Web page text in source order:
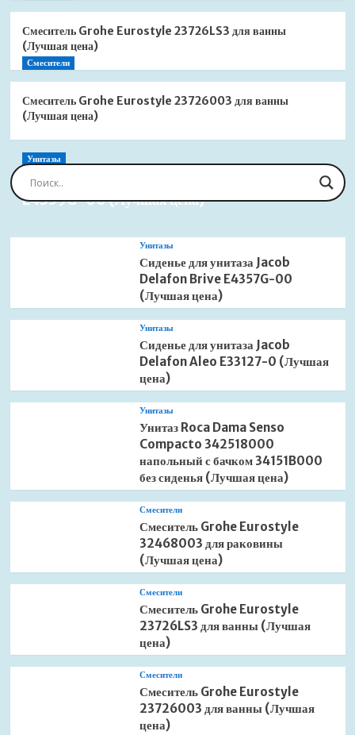
Смеситель Grohe Eurostyle 23726LS3 для ванны
(Лучшая цена)
Смесители
Смеситель Grohe Eurostyle 23726003 для ванны
(Лучшая цена)
Унитазы
Сиденье для унитаза Jacob Delafon Brive
E4359G-00 (Лучшая цена)
Унитазы
Сиденье для унитаза Jacob
Delafon Brive E4357G-00
(Лучшая цена)
Унитазы
Сиденье для унитаза Jacob
Delafon Aleo E33127-0 (Лучшая
цена)
Унитазы
Унитаз Roca Dama Senso
Compacto 342518000
напольный с бачком 34151B000
без сиденья (Лучшая цена)
Смесители
Смеситель Grohe Eurostyle
32468003 для раковины
(Лучшая цена)
Смесители
Смеситель Grohe Eurostyle
23726LS3 для ванны (Лучшая
цена)
Смесители
Смеситель Grohe Eurostyle
23726003 для ванны (Лучшая
цена)